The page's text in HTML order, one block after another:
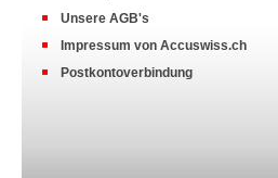
Unsere AGB's
Impressum von Accuswiss.ch
Postkontoverbindung